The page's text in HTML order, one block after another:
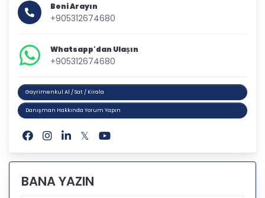
Beni Arayın
+905312674680
Whatsapp'dan Ulaşın
+905312674680
Gayrimenkul Al / Sat / Kirala
Danışman Hakkında Yorum Yapın
BANA YAZIN